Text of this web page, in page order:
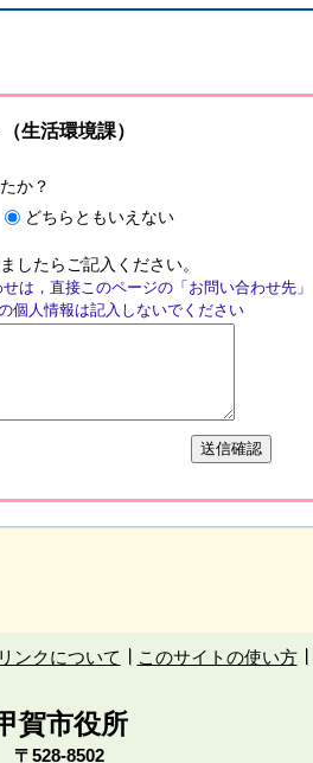
生活環境課）
か？
どちらともいえない
したらご記入ください。
せは，直接このページの「お問い合わせ先
個人情報は記入しないでください
リンクについて このサイトの使い方
賀市役所
〒528-8502